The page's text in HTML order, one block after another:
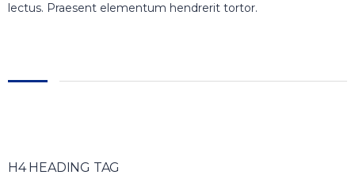
lectus. Praesent elementum hendrerit tortor.
H4 HEADING TAG